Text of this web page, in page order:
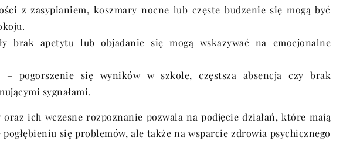
z zasypianiem, koszmary nocne lub częste budzenie się mogą być
brak apetytu lub objadanie się mogą wskazywać na emocjonalne
– pogorszenie się wyników w szkole, częstsza absencja czy brak
sygnałami.
ich wczesne rozpoznanie pozwala na podjęcie działań, które mają
się problemów, ale także na wsparcie zdrowia psychicznego